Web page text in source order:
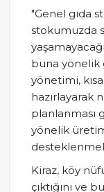
"Genel gıda
stokumuzda
buna yönelik
yönetimi,
hazırlayarak
planlanması
yönelik
Kiraz, köy
çıktığını ve